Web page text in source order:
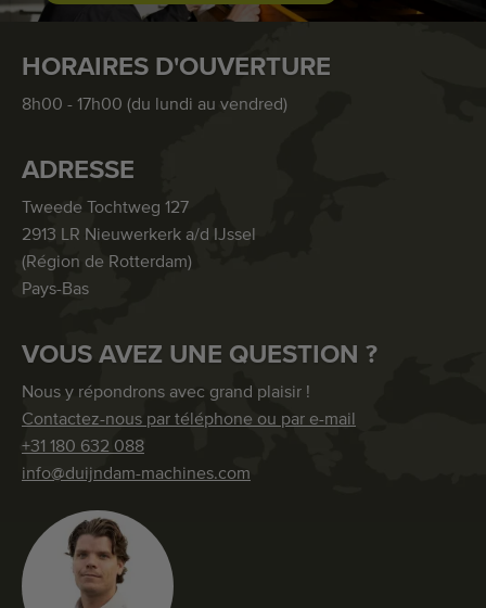
HORAIRES D'OUVERTURE
8h00 - 17h00 (du lundi au vendred)
ADRESSE
Tweede Tochtweg 127
2913 LR Nieuwerkerk a/d IJssel
(Région de Rotterdam)
Pays-Bas
VOUS AVEZ UNE QUESTION ?
Nous y répondrons avec grand plaisir !
Contactez-nous par téléphone ou par e-mail
+31 180 632 088
info@duijndam-machines.com